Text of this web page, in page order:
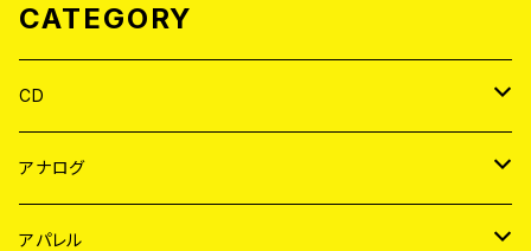
CATEGORY
CD
JAPAN
WORLD
アナログ
JAPAN
アパレル